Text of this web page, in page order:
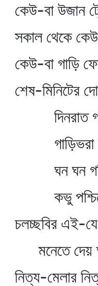
কেউ-বা উজান
সকাল থেকে
কেউ-বা গাড়ি
শেষ-মিনিটের
দিনরাত
গাড়িভরা
ঘন ঘন গতি
কভু
চলচ্ছবির এই-যে
মনেতে দেয়
নিত্য-মেলার